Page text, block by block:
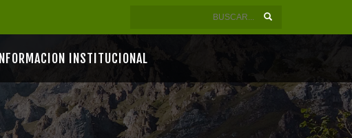
INFORMACION INSTITUCIONAL